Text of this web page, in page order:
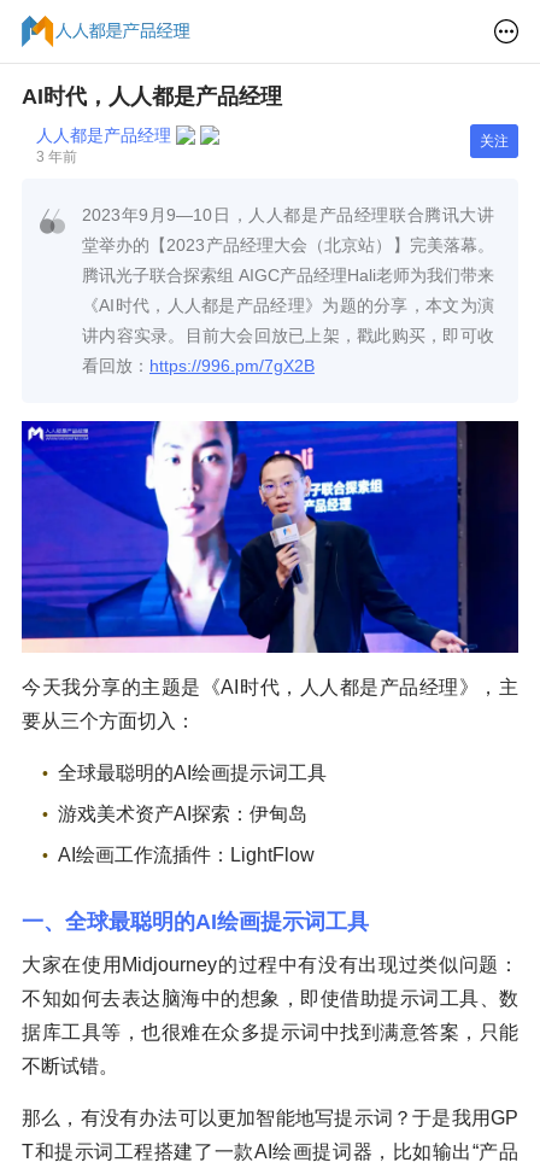
AI时代，人人都是产品经理
人人都是产品经理
3 年前
关注
2023年9月9—10日，人人都是产品经理联合腾讯大讲
堂举办的【2023产品经理大会（北京站）】完美落幕。
腾讯光子联合探索组 AIGC产品经理Hali老师为我们带来
《AI时代，人人都是产品经理》为题的分享，本文为演
讲内容实录。目前大会回放已上架，戳此购买，即可收
看回放： https://996.pm/7gX2B
今天我分享的主题是《AI时代，人人都是产品经理》，主
要从三个方面切入：
全球最聪明的AI绘画提示词工具
游戏美术资产AI探索：伊甸岛
AI绘画工作流插件：LightFlow
一、全球最聪明的AI绘画提示词工具
大家在使用Midjourney的过程中有没有出现过类似问题：
不知如何去表达脑海中的想象，即使借助提示词工具、数
据库工具等，也很难在众多提示词中找到满意答案，只能
不断试错。
那么，有没有办法可以更加智能地写提示词？于是我用GP
T和提示词工程搭建了一款AI绘画提词器，比如输出“产品